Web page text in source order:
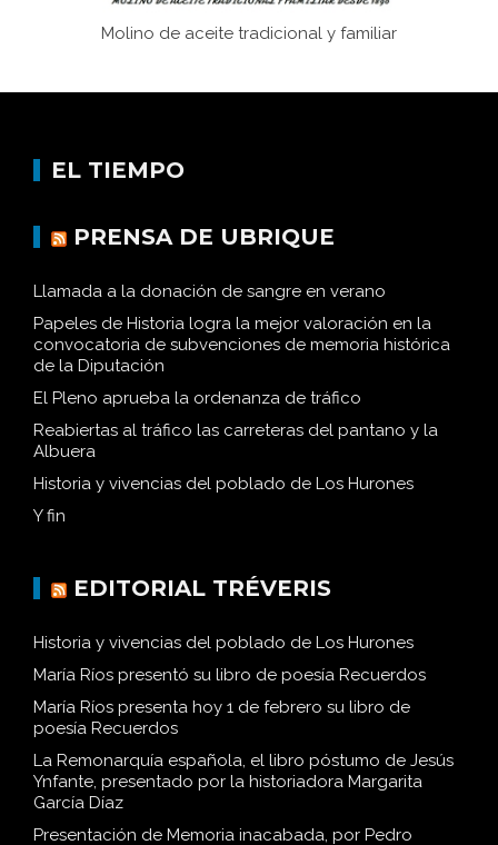
Llamada a la donación de sangre en verano
Papeles de Historia logra la mejor valoración en la
convocatoria de subvenciones de memoria histórica
de la Diputación
El Pleno aprueba la ordenanza de tráfico
Reabiertas al tráfico las carreteras del pantano y la
Albuera
Historia y vivencias del poblado de Los Hurones
Historia y vivencias del poblado de Los Hurones
María Ríos presentó su libro de poesía Recuerdos
María Ríos presenta hoy 1 de febrero su libro de
poesía Recuerdos
La Remonarquía española, el libro póstumo de Jesús
Ynfante, presentado por la historiadora Margarita
García Díaz